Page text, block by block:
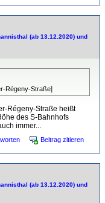
(ab 13.12.2020) und
Régeny-Straße]
Régeny-Straße heißt
des S-Bahnhofs
immer...
Beitrag zitieren
(ab 13.12.2020) und